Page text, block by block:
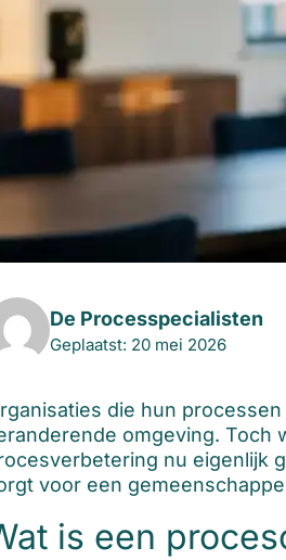
De Processpecialisten
Geplaatst: 20 mei 2026
die hun
omgeving. Toch
nu eigenlijk
voor een
is een